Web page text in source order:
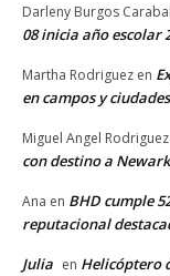
Darleny Burgos
08 inicia año escolar
Martha Rodriguez en
en campos y ciudades
Miguel Angel Rodriguez
con destino a
Ana en BHD cumple
reputacional
Julia en Helicóptero